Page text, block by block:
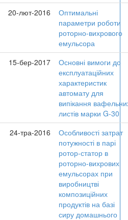
20-лют-2016
Оптимальні
параметри роботи
роторно-вихрового
емульсора
15-бер-2017
Основні вимоги до
експлуатаційних
характеристик
автомату для
випікання
листів марки G-30
24-тра-2016
Особливості затрат
потужності в парі
ротор-статор в
роторно-вихрових
емульсорах при
виробництві
композиційних
продуктів на базі
сиру домашнього